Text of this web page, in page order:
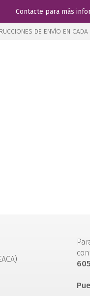
Contacte para más
DE ENVÍO EN CADA
605